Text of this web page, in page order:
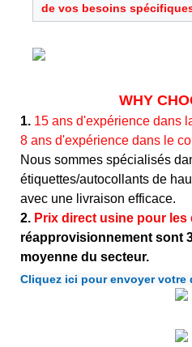
de vos besoins
WHY
1. 15 ans d'expérience dans
8 ans d'expérience dans le
Nous sommes spécialisés
étiquettes/autocollants de
avec une livraison efficace.
2. Prix direct usine pour les
réapprovisionnement sont
moyenne du secteur.
Cliquez ici pour envoyer votre